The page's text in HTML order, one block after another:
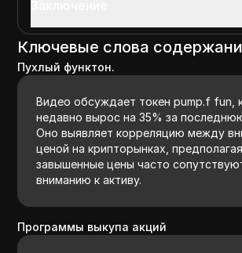
Ключевые слова
Пухлый функтон.
Видео обсуждает токен pump.f fun,
недавно вырос на 35% за
Оно выявляет корреляцию между
ценой на крипторынках,
завышенные цены часто
вниманию к активу.
Программы выкупа акций